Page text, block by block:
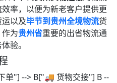
率，以便为新老客户提供更
以及毕节到贵州全境物流货
为贵州省重要的出省物流通
验。
单"] --> B["🚚 货物交接"] B --